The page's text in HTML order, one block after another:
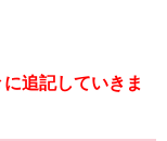
追記していきま